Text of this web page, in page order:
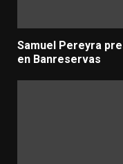
Samuel Pereyra
en Banreservas